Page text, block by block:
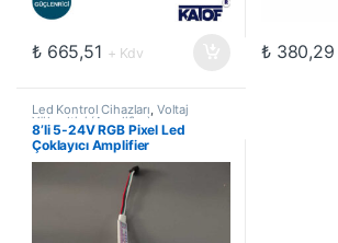
₺665,51 + Kdv ₺380,29
Led Kontrol Cihazları, Voltaj
Yükseltici (Amplifier)
8’li 5-24V RGB Pixel Led
Çoklayıcı Amplifier